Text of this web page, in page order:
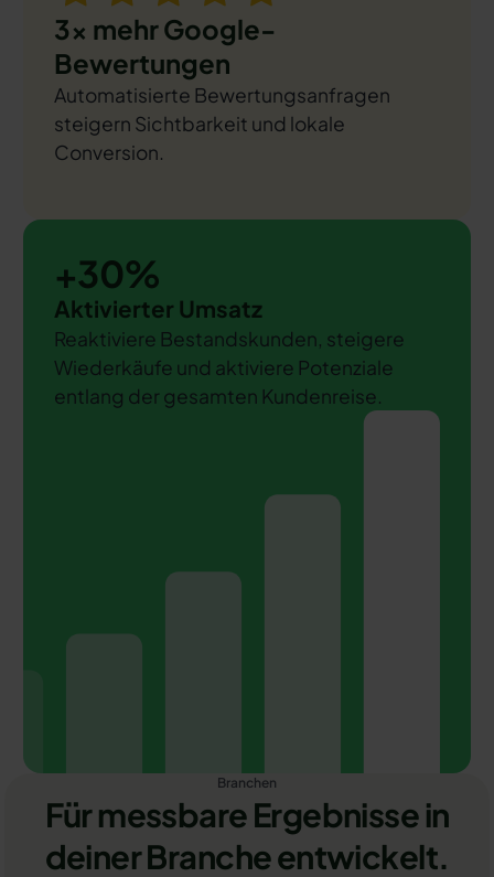
3x mehr Google-
Bewertungen
Automatisierte Bewertungsanfragen
steigern Sichtbarkeit und lokale
Conversion.
+30%
Aktivierter Umsatz
Reaktiviere Bestandskunden, steigere
Wiederkäufe und aktiviere Potenziale
entlang der gesamten Kundenreise.
Branchen
Für messbare Ergebnisse in
deiner Branche entwickelt.